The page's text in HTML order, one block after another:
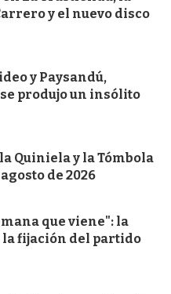
y el nuevo disco
y Paysandú,
produjo un insólito
Quiniela y la Tómbola
de 2026
que viene": la
la fijación del partido